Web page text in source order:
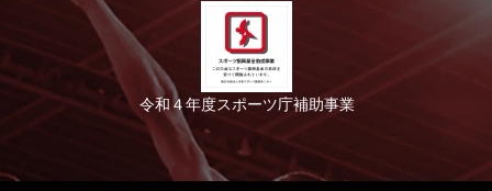
令和４年度スポーツ庁補助事業